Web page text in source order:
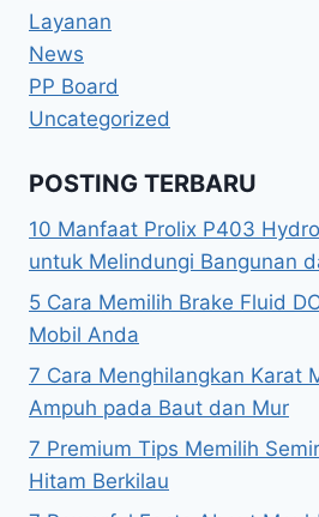
Layanan
News
PP Board
Uncategorized
POSTING TERBARU
10 Manfaat Prolix P403
untuk Melindungi Bangunan
5 Cara Memilih Brake Fluid
Mobil Anda
7 Cara Menghilangkan Karat
Ampuh pada Baut dan Mur
7 Premium Tips Memilih
Hitam Berkilau